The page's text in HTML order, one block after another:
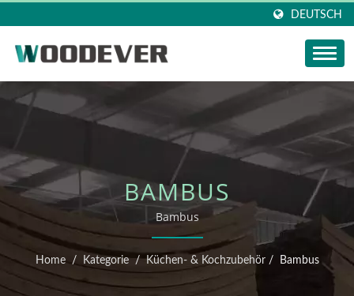
DEUTSCH
BAMBUS
Bambus
Home / Kategorie / Küchen- & Kochzubehör / Bambus